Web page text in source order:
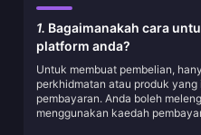
1. Bagaimanakah cara
platform anda?
Untuk membuat pembelian,
perkhidmatan atau produk
pembayaran. Anda boleh
menggunakan kaedah